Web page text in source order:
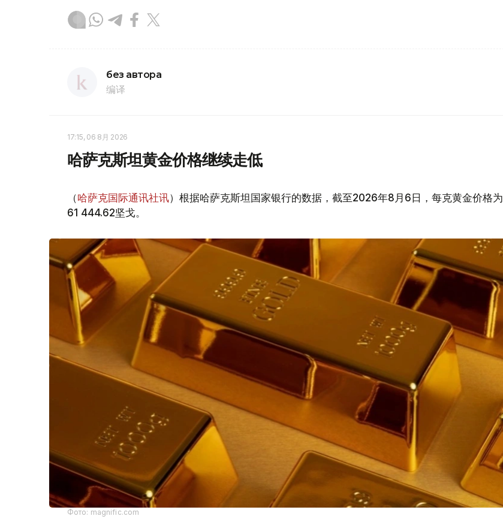
без автора
编译
17:15, 06 8月 2026
哈萨克斯坦黄金价格继续走低
（哈萨克国际通讯社讯）根据哈萨克斯坦国家银行的数据，截至2026年8月6日，每克黄金价格为
61 444.62坚戈。
Фото: magnific.com